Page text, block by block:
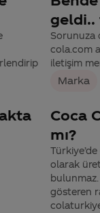
geldi..
Sorunuza
cola.com
iletişim
Marka
Coca
mı?
Türkiye’de
olarak
gösteren